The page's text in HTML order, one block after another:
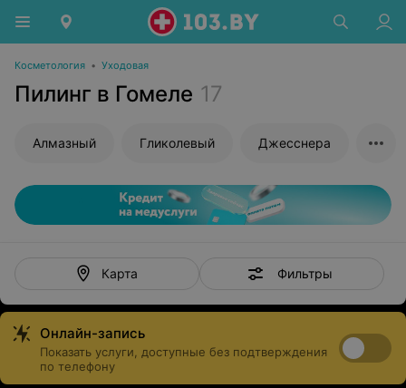
Косметология • Уходовая
Пилинг в Гомеле 17
Алмазный Гликолевый Джесснера
Карта Фильтры
Онлайн-запись
Показать услуги, доступные без подтверждения
по телефону